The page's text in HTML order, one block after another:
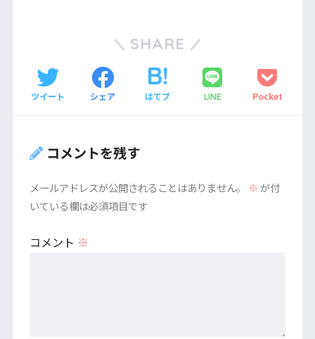
SHARE
ツイート シェア はてブ LINE Pocket
コメントを残す
メールアドレスが公開されることはありません。 ※が付
いている欄は必須項目です
コメント ※